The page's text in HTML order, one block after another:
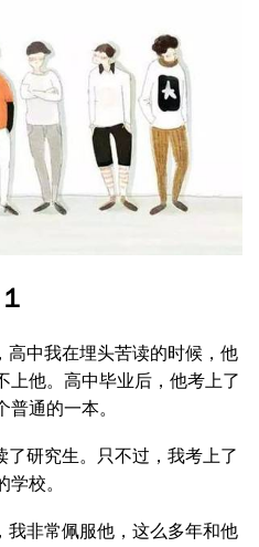
１
高中我在埋头苦读的时候，他
上他。高中毕业后，他考上了
通的一本。
了研究生。只不过，我考上了
校。
我非常佩服他，这么多年和他